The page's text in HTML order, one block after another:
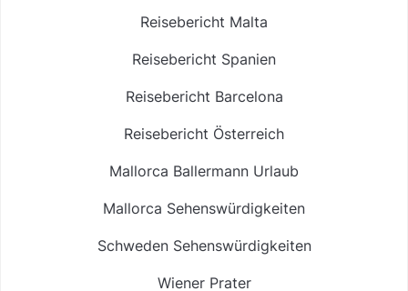
Reisebericht Malta
Reisebericht Spanien
Reisebericht Barcelona
Reisebericht Österreich
Mallorca Ballermann Urlaub
Mallorca Sehenswürdigkeiten
Schweden Sehenswürdigkeiten
Wiener Prater